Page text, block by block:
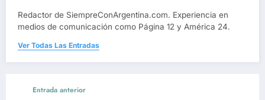
Redactor de SiempreConArgentina.com. Experiencia en
medios de comunicación como Página 12 y América 24.
Ver Todas Las Entradas
Entrada anterior